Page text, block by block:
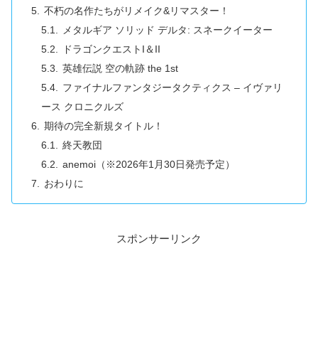
不朽の名作たちがリメイク&リマスター！
メタルギア ソリッド デルタ: スネークイーター
ドラゴンクエストI＆II
英雄伝説 空の軌跡 the 1st
ファイナルファンタジータクティクス – イヴァリ
ース クロニクルズ
期待の完全新規タイトル！
終天教団
anemoi（※2026年1月30日発売予定）
おわりに
スポンサーリンク